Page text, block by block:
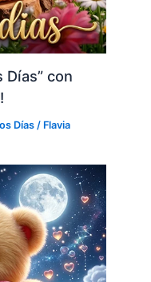
Días” con
Días / Flavia